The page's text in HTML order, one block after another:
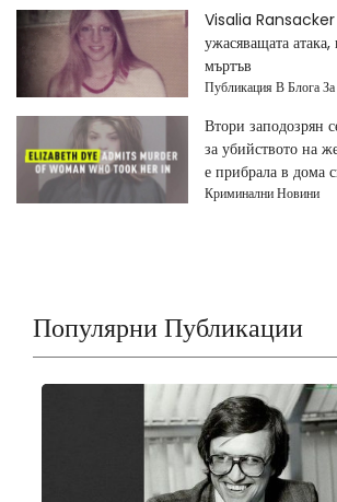
Visalia Ransacker
ужасяващата
мъртъв
Публикация В Блога
Втори заподозрян
за убийството на
е прибрала в дома
Криминални Новини
Популярни Публикации